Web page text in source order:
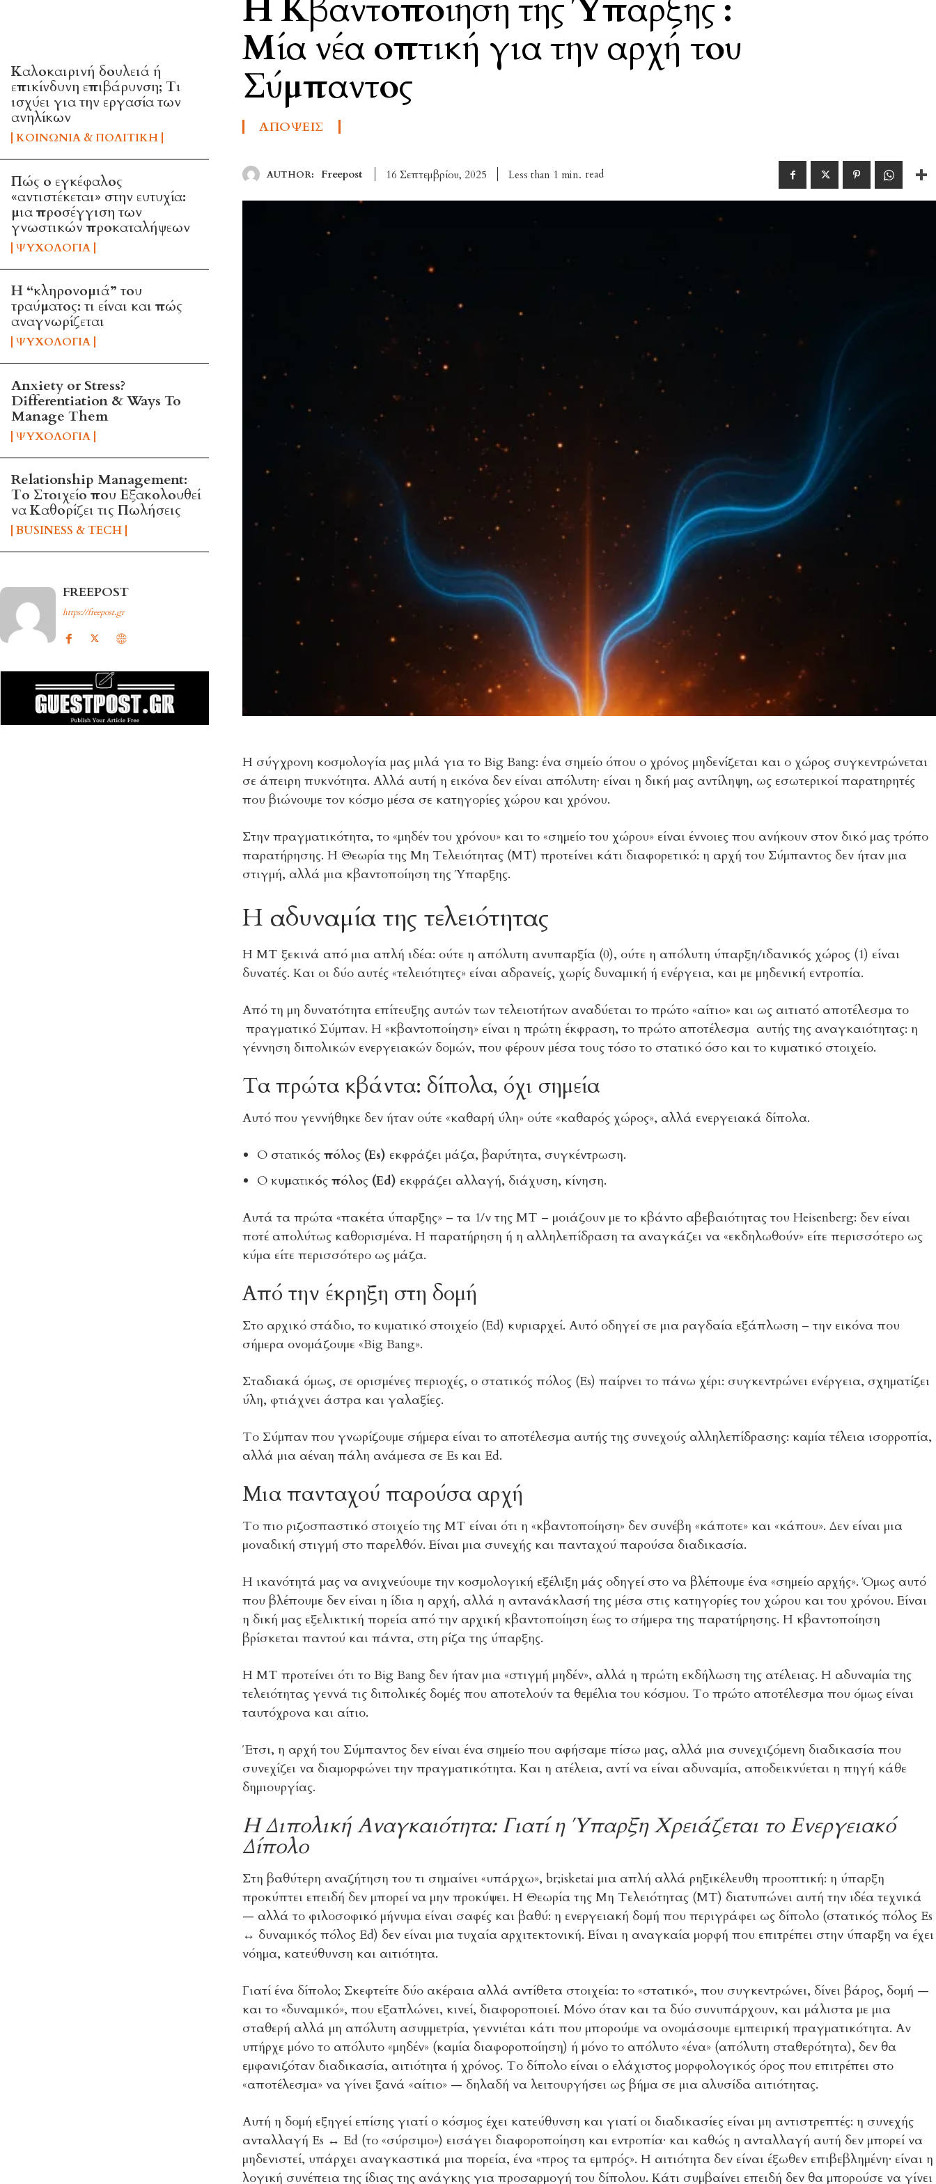
Καλοκαιρινή δουλειά ή
επικίνδυνη επιβάρυνση; Τι
ισχύει για την εργασία των
ανηλίκων
ΚΟΙΝΩΝΊΑ & ΠΟΛΙΤΙΚΉ
Πώς ο εγκέφαλος
«αντιστέκεται» στην ευτυχία:
μια προσέγγιση των
γνωστικών προκαταλήψεων
ΨΥΧΟΛΟΓΊΑ
Η “κληρονομιά” του
τραύματος: τι είναι και πώς
αναγνωρίζεται
ΨΥΧΟΛΟΓΊΑ
Anxiety or Stress?
Differentiation & Ways To
Manage Them
ΨΥΧΟΛΟΓΊΑ
Relationship Management:
Το Στοιχείο που Εξακολουθεί
να Καθορίζει τις Πωλήσεις
BUSINESS & TECH
FREEPOST
https://freepost.gr
Η Κβαντοποίηση της Ύπαρξης :
Μία νέα οπτική για την αρχή του
Σύμπαντος
ΑΠΌΨΕΙΣ
AUTHOR: Freepost 16 Σεπτεμβρίου, 2025 Less than 1 min. read
Η σύγχρονη κοσμολογία μας μιλά για το Big Bang: ένα σημείο όπου ο χρόνος μηδενίζεται και ο χώρος συγκεντρώνεται
σε άπειρη πυκνότητα. Αλλά αυτή η εικόνα δεν είναι απόλυτη· είναι η δική μας αντίληψη, ως εσωτερικοί παρατηρητές
που βιώνουμε τον κόσμο μέσα σε κατηγορίες χώρου και χρόνου.
Στην πραγματικότητα, το «μηδέν του χρόνου» και το «σημείο του χώρου» είναι έννοιες που ανήκουν στον δικό μας τρόπο
παρατήρησης. Η Θεωρία της Μη Τελειότητας (ΜΤ) προτείνει κάτι διαφορετικό: η αρχή του Σύμπαντος δεν ήταν μια
στιγμή, αλλά μια κβαντοποίηση της Ύπαρξης.
Η αδυναμία της τελειότητας
Η ΜΤ ξεκινά από μια απλή ιδέα: ούτε η απόλυτη ανυπαρξία (0), ούτε η απόλυτη ύπαρξη/ιδανικός χώρος (1) είναι
δυνατές. Και οι δύο αυτές «τελειότητες» είναι αδρανείς, χωρίς δυναμική ή ενέργεια, και με μηδενική εντροπία.
Από τη μη δυνατότητα επίτευξης αυτών των τελειοτήτων αναδύεται το πρώτο «αίτιο» και ως αιτιατό αποτέλεσμα το
πραγματικό Σύμπαν. Η «κβαντοποίηση» είναι η πρώτη έκφραση, το πρώτο αποτέλεσμα αυτής της αναγκαιότητας: η
γέννηση διπολικών ενεργειακών δομών, που φέρουν μέσα τους τόσο το στατικό όσο και το κυματικό στοιχείο.
Τα πρώτα κβάντα: δίπολα, όχι σημεία
Αυτό που γεννήθηκε δεν ήταν ούτε «καθαρή ύλη» ούτε «καθαρός χώρος», αλλά ενεργειακά δίπολα.
Ο στατικός πόλος (Es) εκφράζει μάζα, βαρύτητα, συγκέντρωση.
Ο κυματικός πόλος (Ed) εκφράζει αλλαγή, διάχυση, κίνηση.
Αυτά τα πρώτα «πακέτα ύπαρξης» – τα 1/ν της ΜΤ – μοιάζουν με το κβάντο αβεβαιότητας του Heisenberg: δεν είναι
ποτέ απολύτως καθορισμένα. Η παρατήρηση ή η αλληλεπίδραση τα αναγκάζει να «εκδηλωθούν» είτε περισσότερο ως
κύμα είτε περισσότερο ως μάζα.
Από την έκρηξη στη δομή
Στο αρχικό στάδιο, το κυματικό στοιχείο (Ed) κυριαρχεί. Αυτό οδηγεί σε μια ραγδαία εξάπλωση – την εικόνα που
σήμερα ονομάζουμε «Big Bang».
Σταδιακά όμως, σε ορισμένες περιοχές, ο στατικός πόλος (Es) παίρνει το πάνω χέρι: συγκεντρώνει ενέργεια, σχηματίζει
ύλη, φτιάχνει άστρα και γαλαξίες.
Το Σύμπαν που γνωρίζουμε σήμερα είναι το αποτέλεσμα αυτής της συνεχούς αλληλεπίδρασης: καμία τέλεια ισορροπία,
αλλά μια αέναη πάλη ανάμεσα σε Es και Ed.
Μια πανταχού παρούσα αρχή
Το πιο ριζοσπαστικό στοιχείο της ΜΤ είναι ότι η «κβαντοποίηση» δεν συνέβη «κάποτε» και «κάπου». Δεν είναι μια
μοναδική στιγμή στο παρελθόν. Είναι μια συνεχής και πανταχού παρούσα διαδικασία.
Η ικανότητά μας να ανιχνεύουμε την κοσμολογική εξέλιξη μάς οδηγεί στο να βλέπουμε ένα «σημείο αρχής». Όμως αυτό
που βλέπουμε δεν είναι η ίδια η αρχή, αλλά η αντανάκλασή της μέσα στις κατηγορίες του χώρου και του χρόνου. Είναι
η δική μας εξελικτική πορεία από την αρχική κβαντοποίηση έως το σήμερα της παρατήρησης. Η κβαντοποίηση
βρίσκεται παντού και πάντα, στη ρίζα της ύπαρξης.
Η ΜΤ προτείνει ότι το Big Bang δεν ήταν μια «στιγμή μηδέν», αλλά η πρώτη εκδήλωση της ατέλειας. Η αδυναμία της
τελειότητας γεννά τις διπολικές δομές που αποτελούν τα θεμέλια του κόσμου. Το πρώτο αποτέλεσμα που όμως είναι
ταυτόχρονα και αίτιο.
Έτσι, η αρχή του Σύμπαντος δεν είναι ένα σημείο που αφήσαμε πίσω μας, αλλά μια συνεχιζόμενη διαδικασία που
συνεχίζει να διαμορφώνει την πραγματικότητα. Και η ατέλεια, αντί να είναι αδυναμία, αποδεικνύεται η πηγή κάθε
δημιουργίας.
Η Διπολική Αναγκαιότητα: Γιατί η Ύπαρξη Χρειάζεται το Ενεργειακό
Δίπολο
Στη βαθύτερη αναζήτηση του τι σημαίνει «υπάρχω», br;isketai μια απλή αλλά ρηξικέλευθη προοπτική: η ύπαρξη
προκύπτει επειδή δεν μπορεί να μην προκύψει. Η Θεωρία της Μη Τελειότητας (ΜΤ) διατυπώνει αυτή την ιδέα τεχνικά
— αλλά το φιλοσοφικό μήνυμα είναι σαφές και βαθύ: η ενεργειακή δομή που περιγράφει ως δίπολο (στατικός πόλος Es
↔ δυναμικός πόλος Ed) δεν είναι μια τυχαία αρχιτεκτονική. Είναι η αναγκαία μορφή που επιτρέπει στην ύπαρξη να έχει
νόημα, κατεύθυνση και αιτιότητα.
Γιατί ένα δίπολο; Σκεφτείτε δύο ακέραια αλλά αντίθετα στοιχεία: το «στατικό», που συγκεντρώνει, δίνει βάρος, δομή —
και το «δυναμικό», που εξαπλώνει, κινεί, διαφοροποιεί. Μόνο όταν και τα δύο συνυπάρχουν, και μάλιστα με μια
σταθερή αλλά μη απόλυτη ασυμμετρία, γεννιέται κάτι που μπορούμε να ονομάσουμε εμπειρική πραγματικότητα. Αν
υπήρχε μόνο το απόλυτο «μηδέν» (καμία διαφοροποίηση) ή μόνο το απόλυτο «ένα» (απόλυτη σταθερότητα), δεν θα
εμφανιζόταν διαδικασία, αιτιότητα ή χρόνος. Το δίπολο είναι ο ελάχιστος μορφολογικός όρος που επιτρέπει στο
«αποτέλεσμα» να γίνει ξανά «αίτιο» — δηλαδή να λειτουργήσει ως βήμα σε μια αλυσίδα αιτιότητας.
Αυτή η δομή εξηγεί επίσης γιατί ο κόσμος έχει κατεύθυνση και γιατί οι διαδικασίες είναι μη αντιστρεπτές: η συνεχής
ανταλλαγή Es ↔ Ed (το «σύρσιμο») εισάγει διαφοροποίηση και εντροπία· και καθώς η ανταλλαγή αυτή δεν μπορεί να
μηδενιστεί, υπάρχει αναγκαστικά μια πορεία, ένα «προς τα εμπρός». Η αιτιότητα δεν είναι έξωθεν επιβεβλημένη· είναι η
λογική συνέπεια της ίδιας της ανάγκης για προσαρμογή του δίπολου. Κάτι συμβαίνει επειδή δεν θα μπορούσε να γίνει